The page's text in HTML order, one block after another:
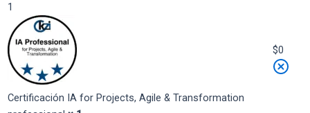
1
Certificación IA for Projects, Agile & Transformation
$0